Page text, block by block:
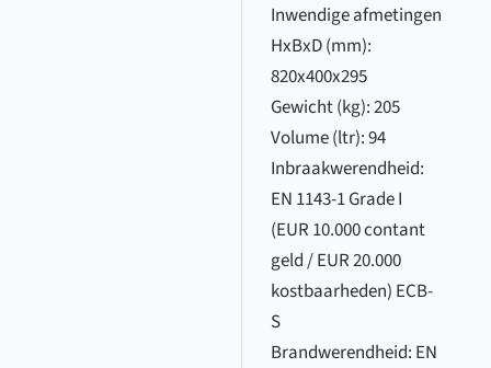
Inwendige afmetingen
HxBxD (mm):
820x400x295
Gewicht (kg): 205
Volume (ltr): 94
Inbraakwerendheid:
EN 1143-1 Grade I
(EUR 10.000 contant
geld / EUR 20.000
kostbaarheden) ECB-
S
Brandwerendheid: EN